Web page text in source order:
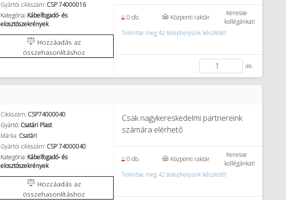
Gyártói cikkszám: CSP 74000016
Kategória: Kábelfogadó- és
elosztószekrények
összehasonlításhoz
0 db. Központi raktár
Keresse
kollégánkat!
Tekintse meg 42 telephelyünk készletét
db.
Cikkszám: CSP74000040
Gyártó: Csatári Plast
Márka: Csatári
Gyártói cikkszám: CSP 74000040
Kategória: Kábelfogadó- és
elosztószekrények
összehasonlításhoz
Csak nagykereskedelmi partnereink
számára elérhető
0 db. Központi raktár
Keresse
kollégánkat!
Tekintse meg 42 telephelyünk készletét